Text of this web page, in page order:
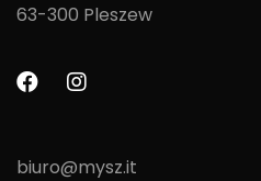
63-300 Pleszew
biuro@mysz.it